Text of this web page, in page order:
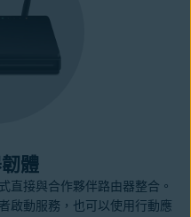
體
直接與合作夥伴路由器整合。
啟動服務，也可以使用行動應